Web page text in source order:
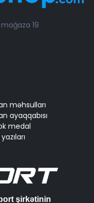
mağaza 19
məhsulları
ayaqqabısı
medal
şirkətinin